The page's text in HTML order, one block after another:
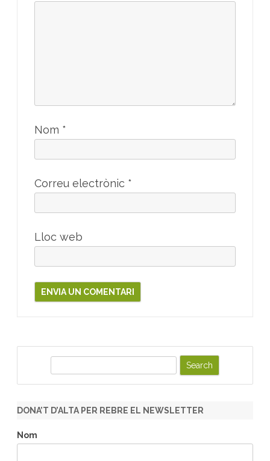
Nom *
Correu electrònic *
Lloc web
r
h
DONA’T D’ALTA PER REBRE EL NEWSLETTER
Nom